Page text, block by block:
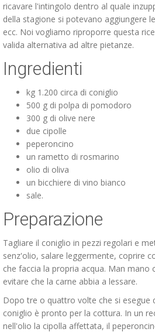
ricavare l'intingolo dentro al quale
della stagione si potevano aggiungere
ecc. Noi vogliamo riproporre questa
valida alternativa ad altre pietanze.
Ingredienti
kg 1.200 circa di coniglio
500 g di polpa di pomodoro
300 g di olive nere
due cipolle
peperoncino
un rametto di rosmarino
olio di oliva
un bicchiere di vino bianco
sale.
Preparazione
Tagliare il coniglio in pezzi regolari e
senz'olio, salare leggermente, coprire
che faccia la propria acqua. Man mano
evitare che la carne abbia a lessare.
Dopo tre o quattro volte che si esegue
coniglio è pronto per la cottura. In un
nell'olio la cipolla affettata, il